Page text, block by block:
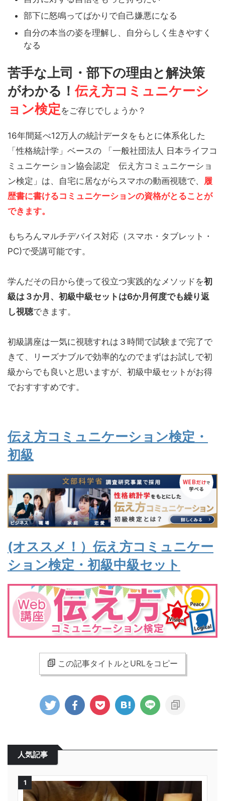
部下に怒鳴ってばかりで自己嫌悪になる
自分の本当の姿を理解し、自分らしく生きやすく
なる
苦手な上司・部下の理由と解決策
がわかる！伝え方コミュニケーシ
ョン検定をご存じでしょうか？
16年間延べ12万人の統計データをもとに体系化した
「性格統計学」ベースの 「一般社団法人 日本ライフコ
ミュニケーション協会認定 伝え方コミュニケーショ
ン検定」は、自宅に居ながらスマホの動画視聴で、 履
歴書に書けるコミュニケーションの資格がとることが
できます。
もちろんマルチデバイス対応（スマホ・タブレット・
PC)で受講可能です。
学んだその日から使って役立つ実践的なメソッドを初
級は３か月、初級中級セットは6か月何度でも繰り返
し視聴できます。
初級講座は一気に視聴すれは３時間で試験まで完了で
きて、リーズナブルで効率的なのでまずはお試しで初
級からでも良いと思いますが、初級中級セットがお得
でおすすすめです。
伝え方コミュニケーション検定・
初級
(オススメ ！ ）伝え方コミュニケー
ション検定・初級中級セット
この記事タイトルとURLをコピー
人気記事
1